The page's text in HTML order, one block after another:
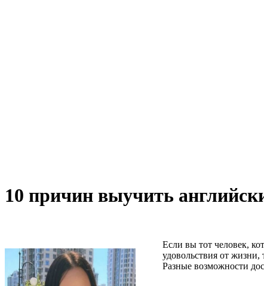
10 причин выучить
Если вы тот человек,
удовольствия от
Разные возможности